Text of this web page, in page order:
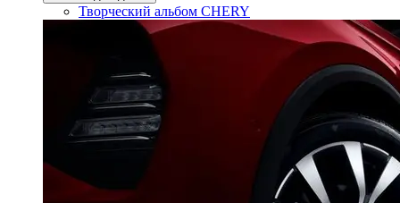
Творческий альбом CHERY